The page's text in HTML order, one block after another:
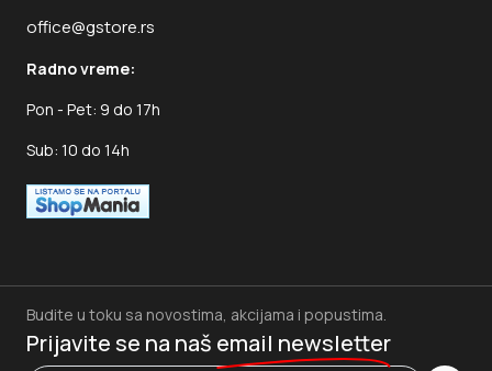
office@gstore.rs
Radno vreme:
Pon - Pet: 9 do 17h
Sub: 10 do 14h
Budite u toku sa novostima, akcijama i popustima.
Prijavite se na naš email newsletter